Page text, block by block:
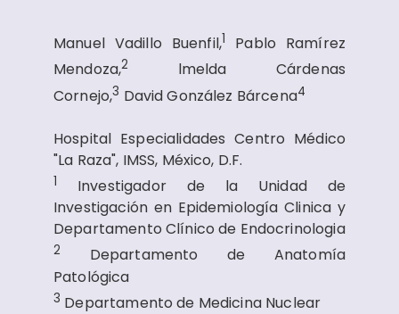
Manuel Vadillo Buenfil,1
Pablo Ramírez
Mendoza,2
lmelda Cárdenas
Cornejo,3 David González Bárcena4
Hospital Especialidades Centro Médico
"La Raza", IMSS, México, D.F.
1 Investigador de la Unidad de
Investigación en Epidemiología Clinica y
Departamento Clínico de Endocrinologia
2 Departamento de Anatomía
Patológica
3 Departamento de Medicina Nuclear